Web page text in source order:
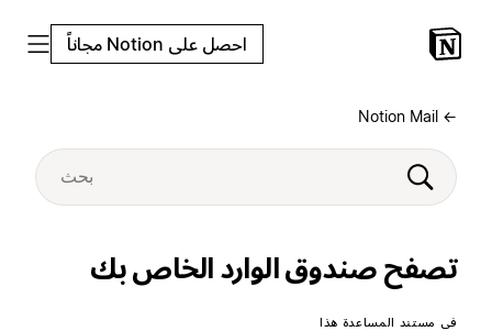
احصل على Notion مجاناً
← Notion Mail
تصفح صندوق الوارد الخاص بك
في مستند المساعدة هذا